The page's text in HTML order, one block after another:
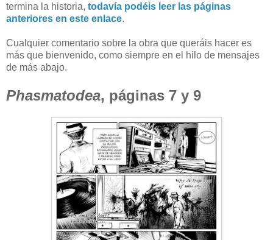
termina la historia, todavía podéis leer las páginas
anteriores en este enlace.
Cualquier comentario sobre la obra que queráis hacer es
más que bienvenido, como siempre en el hilo de mensajes
de más abajo.
Phasmatodea, páginas 7 y 9